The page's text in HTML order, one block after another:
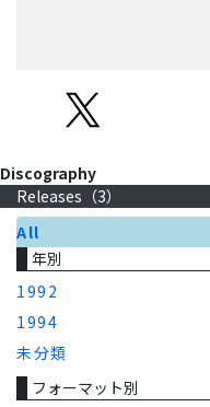
Discography
Releases（3）
All
年別
1992
1994
未分類
フォーマット別